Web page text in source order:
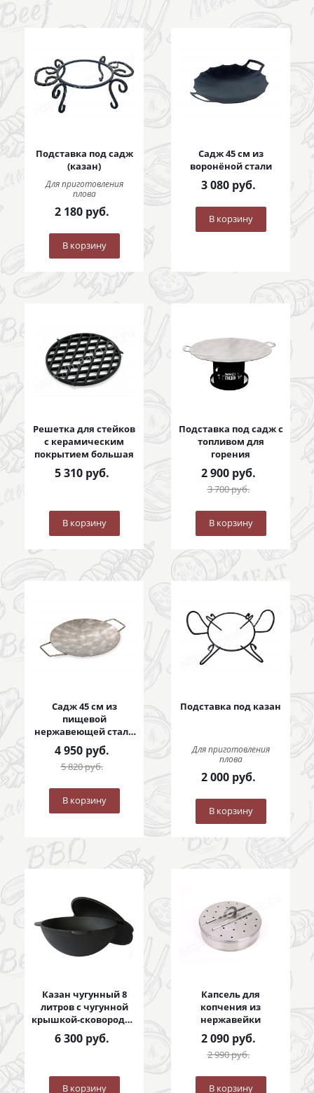
Подставка под садж
(казан)
Для приготовления
плова
2 180руб.
В корзину
Садж 45 см из
воронёной стали
3 080руб.
В корзину
Решетка для стейков
с керамическим
покрытием большая
5 310руб.
В корзину
Подставка под садж с
топливом для
горения
2 900руб.
3 700руб.
В корзину
Садж 45 см из
пищевой
нержавеющей стали
с коваными ручками
4 950руб.
5 820руб.
В корзину
Подставка под казан
Для приготовления
плова
2 000руб.
В корзину
Казан чугунный 8
литров с чугунной
крышкой-сковородой
8 литров
6 300руб.
В корзину
Капсель для
копчения из
нержавейки
2 090руб.
2 990руб.
В корзину